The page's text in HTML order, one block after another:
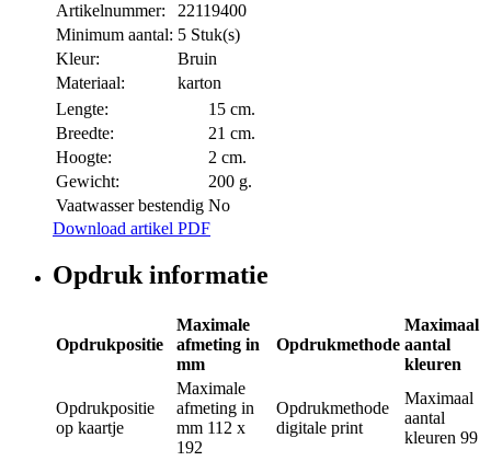
Artikelnummer:
22119400
Minimum aantal: 5 Stuk(s)
Kleur:
Bruin
Materiaal:
karton
Lengte:
15 cm.
Breedte:
21 cm.
Hoogte:
2 cm.
Gewicht:
200 g.
Vaatwasser bestendig No
Download artikel PDF
Opdruk informatie
Opdrukpositie
Maximale
afmeting in
mm
Opdrukmethode
Maximaal
aantal
kleuren
Opdrukpositie
op kaartje
Maximale
afmeting in
mm 112 x
192
Opdrukmethode
digitale print
Maximaal
aantal
kleuren 99